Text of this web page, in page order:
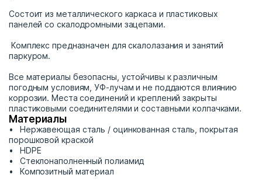
Состоит из металлического каркаса и пластиковых
панелей со скалодромными зацепами.
Комплекс предназначен для скалолазания и занятий
паркуром.
Все материалы безопасны, устойчивы к различным
погодным условиям, УФ-лучам и не поддаются влиянию
коррозии. Места соединений и креплений закрыты
пластиковыми соединителями и составными колпачками.
Материалы
Нержавеющая сталь / оцинкованная сталь, покрытая
порошковой краской
HDPE
Стеклонаполненный полиамид
Композитный материал